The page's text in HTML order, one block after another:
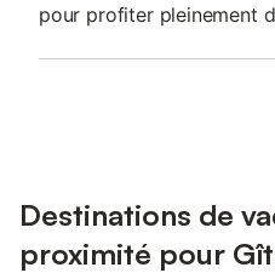
pour profiter pleinement
Destinations de
proximité pour